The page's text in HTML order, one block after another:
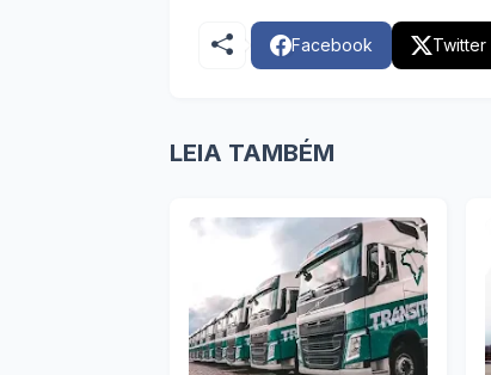
Facebook Twitter
LEIA TAMBÉM